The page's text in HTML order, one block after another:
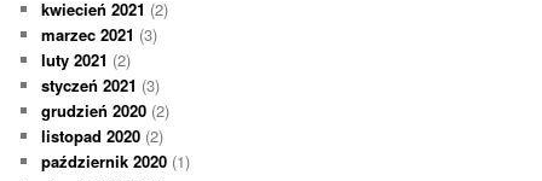
kwiecień 2021 (2)
marzec 2021 (3)
luty 2021 (2)
styczeń 2021 (3)
grudzień 2020 (2)
listopad 2020 (2)
październik 2020 (1)